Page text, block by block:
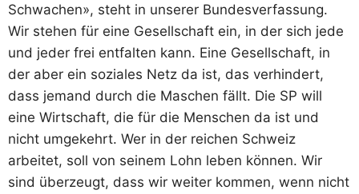
Schwachen», steht in unserer Bundesverfassung.
Wir stehen für eine Gesellschaft ein, in der sich jede
und jeder frei entfalten kann. Eine Gesellschaft, in
der aber ein soziales Netz da ist, das verhindert,
dass jemand durch die Maschen fällt. Die SP will
eine Wirtschaft, die für die Menschen da ist und
nicht umgekehrt. Wer in der reichen Schweiz
arbeitet, soll von seinem Lohn leben können. Wir
sind überzeugt, dass wir weiter kommen, wenn nicht